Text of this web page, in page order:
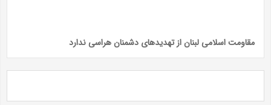
مقاومت اسلامی لبنان از تهدیدهای دشمنان هراسی ندارد